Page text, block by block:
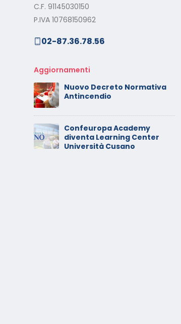
C.F. 91145030150
P.IVA 10768150962
02-87.36.78.56
Aggiornamenti
Nuovo Decreto Normativa
Antincendio
Confeuropa Academy
diventa Learning Center
Università Cusano
Videoconferenza
Settembre – Ottobre 2025
Calendario Corsi